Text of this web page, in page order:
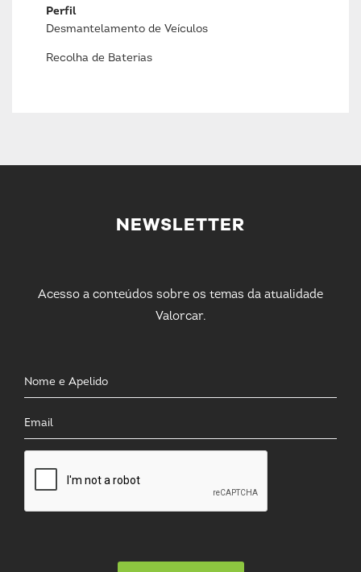
Perfil
Desmantelamento de Veículos
Recolha de Baterias
NEWSLETTER
Acesso a conteúdos sobre os temas da atualidade
Valorcar.